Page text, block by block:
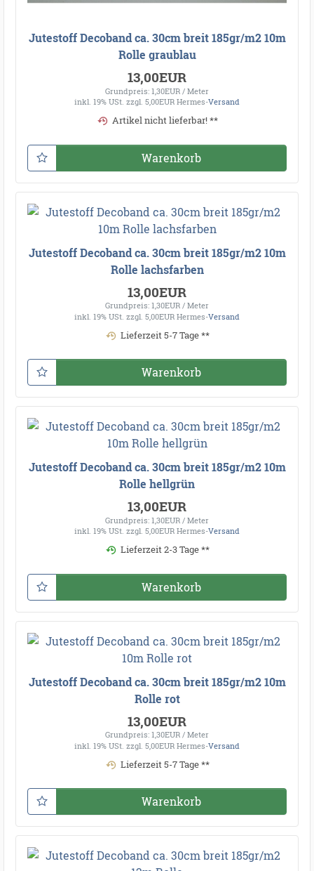
Jutestoff Decoband ca. 30cm breit 185gr/m2 10m
Rolle graublau
13,00EUR
Grundpreis: 1,30EUR / Meter
inkl. 19% USt. zzgl. 5,00EUR Hermes-Versand
Artikel nicht lieferbar! **
Warenkorb
Jutestoff Decoband ca. 30cm breit 185gr/m2 10m
Rolle lachsfarben
13,00EUR
Grundpreis: 1,30EUR / Meter
inkl. 19% USt. zzgl. 5,00EUR Hermes-Versand
Lieferzeit 5-7 Tage **
Warenkorb
Jutestoff Decoband ca. 30cm breit 185gr/m2 10m
Rolle hellgrün
13,00EUR
Grundpreis: 1,30EUR / Meter
inkl. 19% USt. zzgl. 5,00EUR Hermes-Versand
Lieferzeit 2-3 Tage **
Warenkorb
Jutestoff Decoband ca. 30cm breit 185gr/m2 10m
Rolle rot
13,00EUR
Grundpreis: 1,30EUR / Meter
inkl. 19% USt. zzgl. 5,00EUR Hermes-Versand
Lieferzeit 5-7 Tage **
Warenkorb